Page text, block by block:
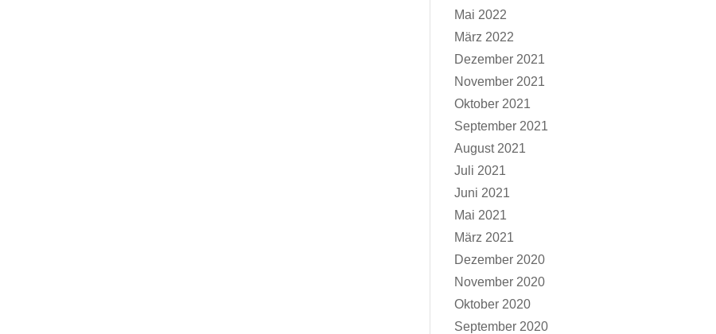
Mai 2022
März 2022
Dezember 2021
November 2021
Oktober 2021
September 2021
August 2021
Juli 2021
Juni 2021
Mai 2021
März 2021
Dezember 2020
November 2020
Oktober 2020
September 2020